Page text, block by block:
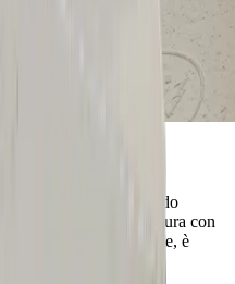
installato in modo
liscio dopo l'affilatura con
scanalature integrate, è
con pochi gesti.